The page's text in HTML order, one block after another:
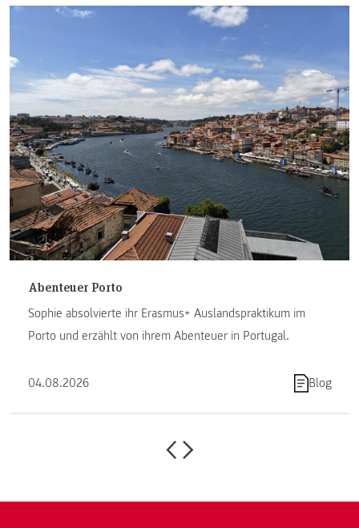
Abenteuer Porto
Sophie absolvierte ihr Erasmus+ Auslandspraktikum im
Porto und erzählt von ihrem Abenteuer in Portugal.
04.08.2026 Blog